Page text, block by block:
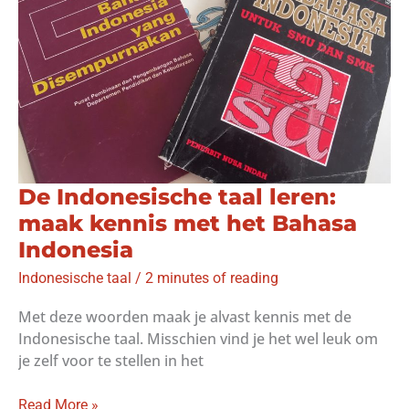
De Indonesische taal leren:
maak kennis met het Bahasa
Indonesia
Indonesische taal / 2 minutes of reading
Met deze woorden maak je alvast kennis met de
Indonesische taal. Misschien vind je het wel leuk om
je zelf voor te stellen in het
De
Read More »